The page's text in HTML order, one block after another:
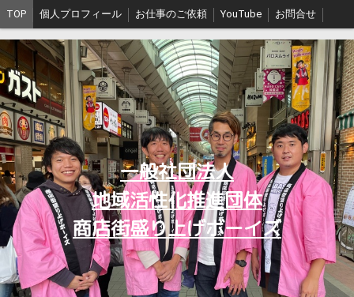
TOP 個人プロフィール お仕事のご依頼 YouTube お問合せ
一般社団法人
地域活性化推進団体
商店街盛り上げボーイズ